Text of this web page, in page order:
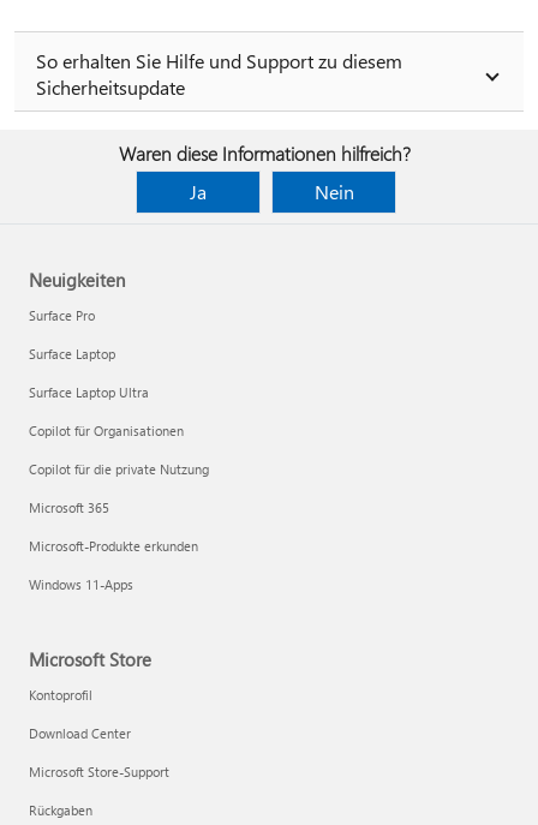
So erhalten Sie Hilfe und Support zu diesem
Sicherheitsupdate
Waren diese Informationen hilfreich?
Ja
Nein
Neuigkeiten
Surface Pro
Surface Laptop
Surface Laptop Ultra
Copilot für Organisationen
Copilot für die private Nutzung
Microsoft 365
Microsoft-Produkte erkunden
Windows 11-Apps
Microsoft Store
Kontoprofil
Download Center
Microsoft Store-Support
Rückgaben